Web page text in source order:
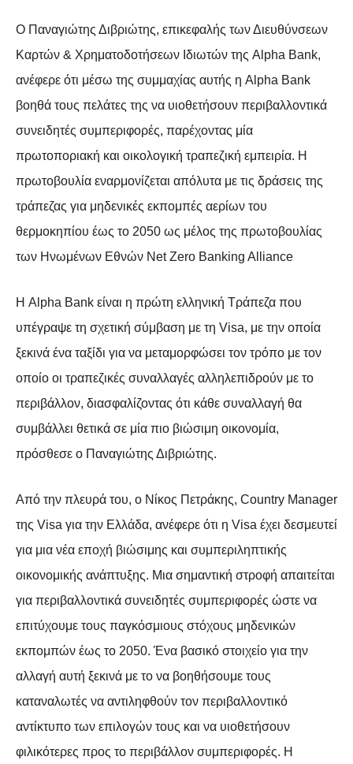
Ο Παναγιώτης Διβριώτης, επικεφαλής των Διευθύνσεων
Καρτών & Χρηματοδοτήσεων Ιδιωτών της Alpha Bank,
ανέφερε ότι μέσω της συμμαχίας αυτής η Alpha Bank
βοηθά τους πελάτες της να υιοθετήσουν περιβαλλοντικά
συνειδητές συμπεριφορές, παρέχοντας μία
πρωτοποριακή και οικολογική τραπεζική εμπειρία. Η
πρωτοβουλία εναρμονίζεται απόλυτα με τις δράσεις της
τράπεζας για μηδενικές εκπομπές αερίων του
θερμοκηπίου έως το 2050 ως μέλος της πρωτοβουλίας
των Ηνωμένων Εθνών Net Zero Banking Alliance
Η Alpha Bank είναι η πρώτη ελληνική Τράπεζα που
υπέγραψε τη σχετική σύμβαση με τη Visa, με την οποία
ξεκινά ένα ταξίδι για να μεταμορφώσει τον τρόπο με τον
οποίο οι τραπεζικές συναλλαγές αλληλεπιδρούν με το
περιβάλλον, διασφαλίζοντας ότι κάθε συναλλαγή θα
συμβάλλει θετικά σε μία πιο βιώσιμη οικονομία,
πρόσθεσε ο Παναγιώτης Διβριώτης.
Από την πλευρά του, ο Νίκος Πετράκης, Country Manager
της Visa για την Ελλάδα, ανέφερε ότι η Visa έχει δεσμευτεί
για μια νέα εποχή βιώσιμης και συμπεριληπτικής
οικονομικής ανάπτυξης. Μια σημαντική στροφή απαιτείται
για περιβαλλοντικά συνειδητές συμπεριφορές ώστε να
επιτύχουμε τους παγκόσμιους στόχους μηδενικών
εκπομπών έως το 2050. Ένα βασικό στοιχείο για την
αλλαγή αυτή ξεκινά με το να βοηθήσουμε τους
καταναλωτές να αντιληφθούν τον περιβαλλοντικό
αντίκτυπο των επιλογών τους και να υιοθετήσουν
φιλικότερες προς το περιβάλλον συμπεριφορές. Η